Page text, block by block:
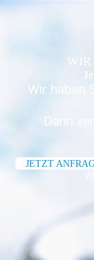
WIR
Wir haben
Dann
JETZT